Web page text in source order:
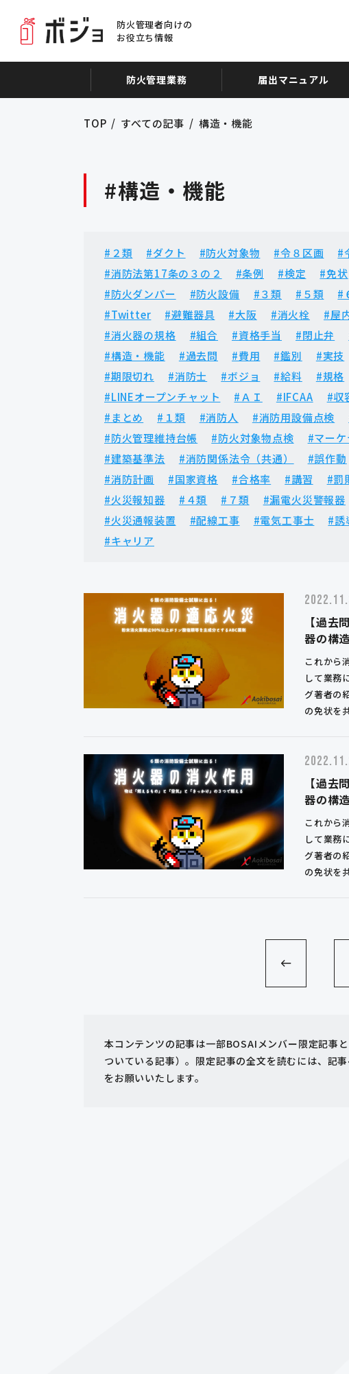
防火管理者向けの
お役立ち情報
防火管理業務 届出マニュアル
TOP すべての記事 構造・機能
#構造・機能
#２類 #ダクト #防火対象物 #令８区画 #
#消防法第17条の３の２
#条例 #検定 #免状
#防火ダンパー
#防火設備 #３類 #５類 #
#Twitter
#避難器具 #大阪 #消火栓 #屋
#消火器の規格
#組合 #資格手当 #閉止弁
#構造・機能
#過去問 #費用 #鑑別 #実技
#期限切れ
#消防士 #ボジョ #給料 #規格
#LINEオープンチャット
#ＡＩ #IFCAA #収
#まとめ
#１類 #消防人 #消防用設備点検
#防火管理維持台帳
#防火対象物点検 #マー
#建築基準法
#消防関係法令（共通） #誤作動
#消防計画
#国家資格 #合格率 #講習 #罰
#火災報知器
#４類 #７類 #漏電火災警報器
#火災通報装置
#配線工事 #電気工事士 #誘
#キャリア
【過去
器の構
これから
して業務
グ著者の
の免状を
【過去
器の構
これから
して業務
グ著者の
の免状を
本コンテンツの記事は一部BOSAIメンバー限定記事
ついている記事）。限定記事の全文を読むには、記
をお願いいたします。